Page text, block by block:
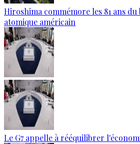
Hiroshima commémore les 81 ans
atomique américain
Le G7 appelle à rééquilibrer